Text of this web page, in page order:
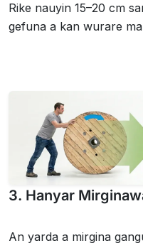
Rike nauyin 15–20 cm
gefuna a kan wurare
3. Hanyar
An yarda a mirgina